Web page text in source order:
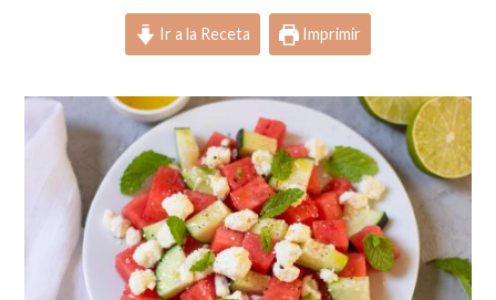
Ir a la Receta Imprimir